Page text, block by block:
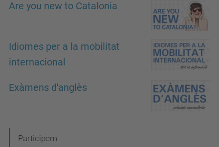
Are you new to Catalonia
Idiomes per a la mobilitat
internacional
Exàmens d'anglès
Participem